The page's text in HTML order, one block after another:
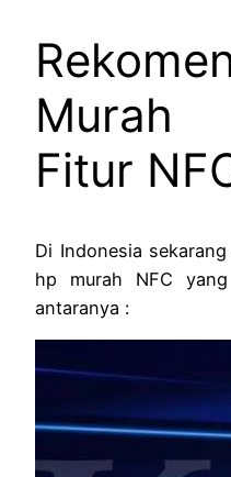
Fitur
Di Indonesia
hp murah NFC
antaranya :